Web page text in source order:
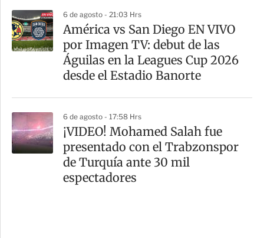
6 de agosto - 21:03 Hrs
América vs San Diego EN VIVO
por Imagen TV: debut de las
Águilas en la Leagues Cup 2026
desde el Estadio Banorte
6 de agosto - 17:58 Hrs
¡VIDEO! Mohamed Salah fue
presentado con el Trabzonspor
de Turquía ante 30 mil
espectadores